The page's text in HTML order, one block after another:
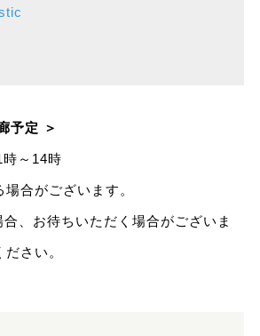
予定 ＞
～14時
合がございます。
、お待ちいただく場合がございま
さい。